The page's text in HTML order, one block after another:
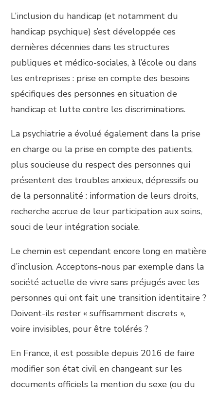
L’inclusion du handicap (et notamment du
handicap psychique) s’est développée ces
dernières décennies dans les structures
publiques et médico-sociales, à l’école ou dans
les entreprises : prise en compte des besoins
spécifiques des personnes en situation de
handicap et lutte contre les discriminations.
La psychiatrie a évolué également dans la prise
en charge ou la prise en compte des patients,
plus soucieuse du respect des personnes qui
présentent des troubles anxieux, dépressifs ou
de la personnalité : information de leurs droits,
recherche accrue de leur participation aux soins,
souci de leur intégration sociale.
Le chemin est cependant encore long en matière
d’inclusion. Acceptons-nous par exemple dans la
société actuelle de vivre sans préjugés avec les
personnes qui ont fait une transition identitaire ?
Doivent-ils rester « suffisamment discrets »,
voire invisibles, pour être tolérés ?
En France, il est possible depuis 2016 de faire
modifier son état civil en changeant sur les
documents officiels la mention du sexe (ou du